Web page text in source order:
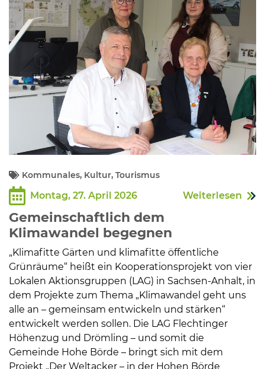
Kommunalpolitik
Bildung und Soziales
Wirtschaft, Bauen, Verkehr
Tourismus, Freizeit, Dorfleben
Kommunales, Kultur, Tourismus
Montag, 27. April 2026 Weiterlesen
Gemeinschaftlich dem
Klimawandel begegnen
„Klimafitte Gärten und klimafitte öffentliche
Grünräume“ heißt ein Kooperationsprojekt von vier
Lokalen Aktionsgruppen (LAG) in Sachsen-Anhalt, in
dem Projekte zum Thema „Klimawandel geht uns
alle an – gemeinsam entwickeln und stärken“
entwickelt werden sollen. Die LAG Flechtinger
Höhenzug und Drömling – und somit die
Gemeinde Hohe Börde – bringt sich mit dem
Projekt „Der Weltacker – in der Hohen Börde